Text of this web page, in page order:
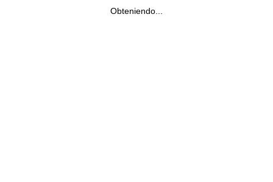
Obteniendo...